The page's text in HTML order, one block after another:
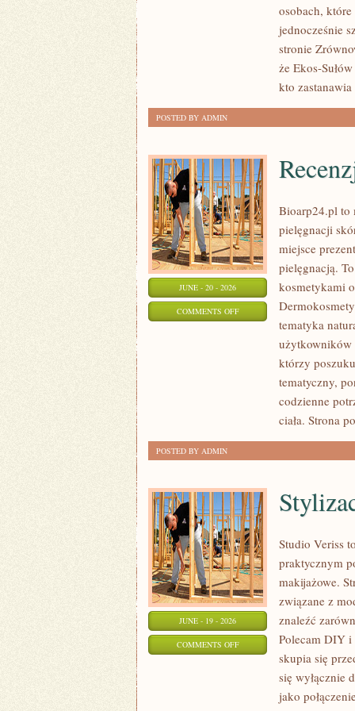
osobach,
jednocześnie
stronie
że Ekos-
kto
POSTED BY ADMIN
JUNE - 20 - 2026
COMMENTS OFFON
PORÓWNANIA
Bioarp24.pl to
pielęgnacji
miejsce
pielęgnacją.
kosmetykami
tematyka
użytkowników
którzy
tematyczny,
codzienne
ciała. Strona
POSTED BY ADMIN
JUNE - 19 - 2026
COMMENTS OFFON
STYLIZACJE
Studio Veriss
praktycznym
makijażowe.
związane z
znaleźć
Polecam DIY i
skupia się
się wyłącznie
jako